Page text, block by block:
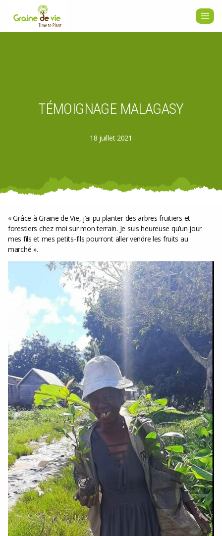
TÉMOIGNAGE MALAGASY
18 juillet 2021
« Grâce à Graine de Vie, j’ai pu planter des arbres fruitiers et
forestiers chez moi sur mon terrain. Je suis heureuse qu’un jour
mes fils et mes petits-fils pourront aller vendre les fruits au
marché ».